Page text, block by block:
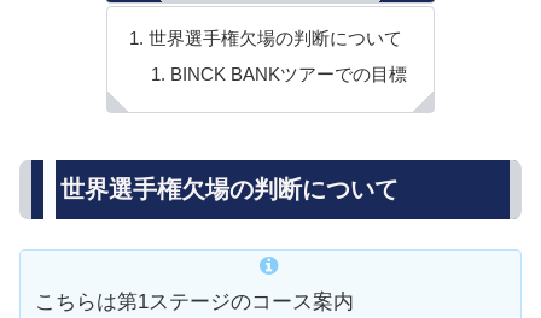
世界選手権欠場の判断について
BINCK BANKツアーでの目標
世界選手権欠場の判断について
こちらは第1ステージのコース案内